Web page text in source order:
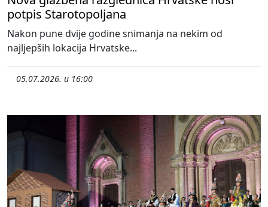
potpis Starotopoljana
Nakon pune dvije godine snimanja na nekim od
najljepših lokacija Hrvatske...
05.07.2026. u 16:00